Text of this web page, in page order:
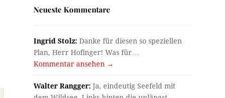
Neueste Kommentare
Ingrid Stolz: Danke für diesen so speziellen
Plan, Herr Hofinger! Was für…
Kommentar ansehen →
Walter Rangger: Ja, eindeutig Seefeld mit